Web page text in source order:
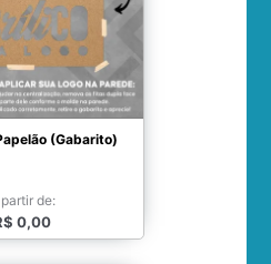
(Gabarito)
de:
0,00